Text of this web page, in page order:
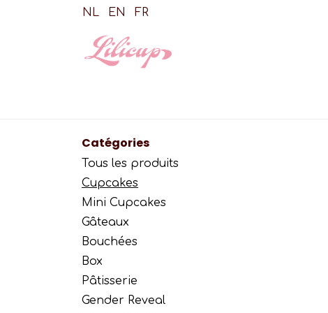
Se rendre au contenu
NL EN FR
Catégories
Tous les produits
Cupcakes
Mini Cupcakes
Gâteaux
Bouchées
Box
Pâtisserie
Gender Reveal